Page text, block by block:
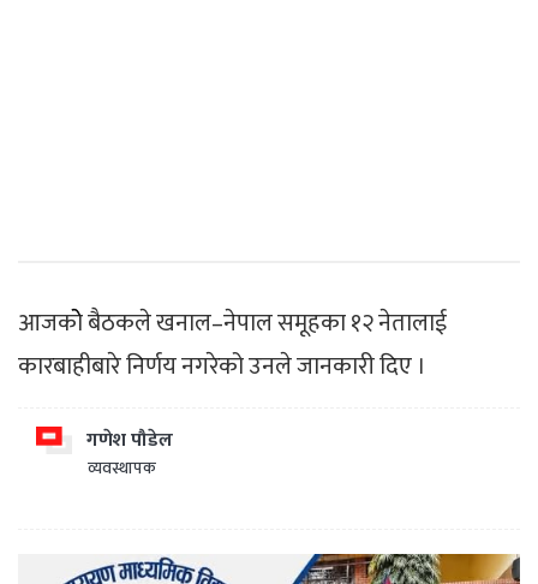
आजकोे बैठकले खनाल–नेपाल समूहका १२ नेतालाई
कारबाहीबारे निर्णय नगरेको उनले जानकारी दिए ।
गणेश पौडेल
व्यवस्थापक